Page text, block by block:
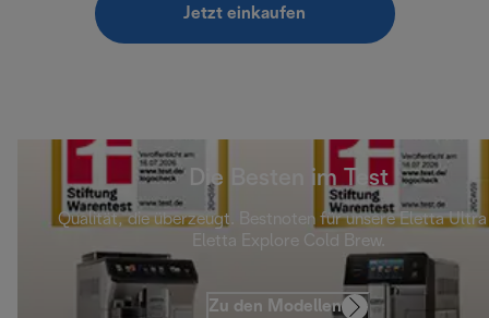
Jetzt einkaufen
Die Besten im Test
Qualität, die überzeugt. Bestnoten für unsere Eletta Ultra
Eletta Explore Cold Brew.
Zu den Modellen